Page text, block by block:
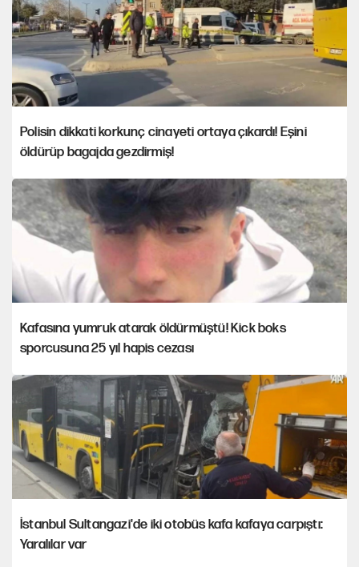
Polisin dikkati korkunç cinayeti ortaya çıkardı! Eşini
öldürüp bagajda gezdirmiş!
Kafasına yumruk atarak öldürmüştü! Kick boks
sporcusuna 25 yıl hapis cezası
İstanbul Sultangazi'de iki otobüs kafa kafaya carpıştı:
Yaralılar var